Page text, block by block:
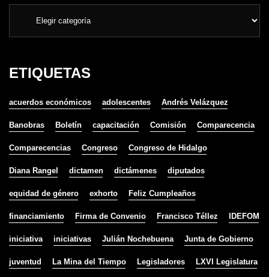
ETIQUETAS
acuerdos económicos adolescentes Andrés Velázquez
Banobras Boletín capacitación Comisión Comparecencia
Comparecencias Congreso Congreso de Hidalgo
Diana Rangel dictamen dictámenes diputados
equidad de género exhorto Feliz Cumpleaños
financiamiento Firma de Convenio Francisco Téllez IDEFOM
iniciativa iniciativas Julián Nochebuena Junta de Gobierno
juventud La Mina del Tiempo Legisladores LXVI Legislatura